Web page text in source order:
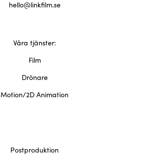
hello@linkfilm.se
Våra tjänster:
Film
Drönare
Motion/2D Animation
Postproduktion